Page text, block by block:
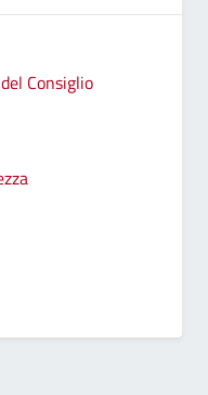
Consiglio